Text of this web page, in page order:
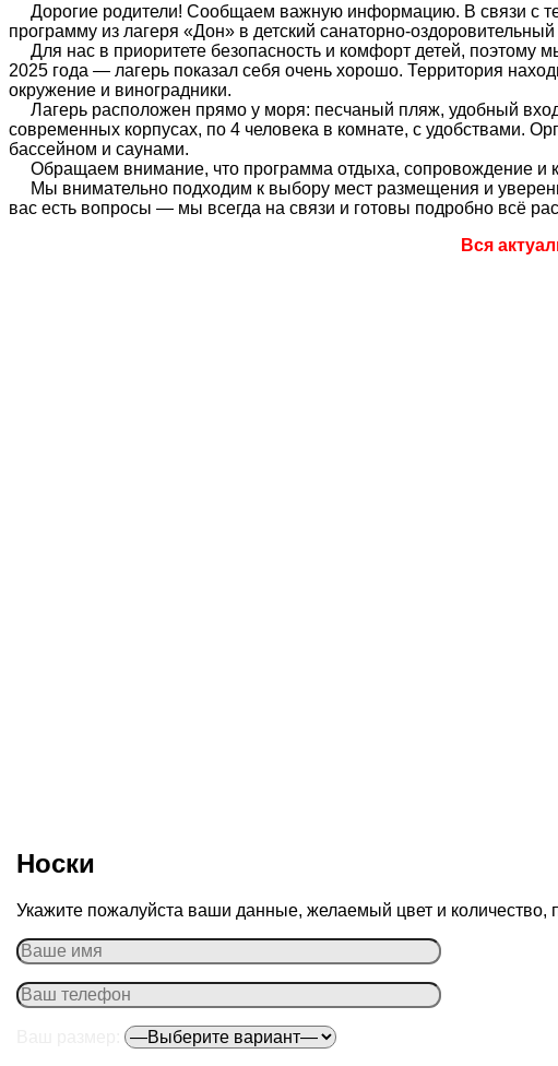
Дорогие родители! Сообщаем важную информацию. В связи с
программу из лагеря «Дон» в детский санаторно-
Для нас в приоритете безопасность и комфорт детей, поэтому
2025 года — лагерь показал себя очень хорошо. Территория
окружение и виноградники.
Лагерь расположен прямо у моря: песчаный пляж, удобный
современных корпусах, по 4 человека в комнате, с удобствами.
бассейном и саунами.
Обращаем внимание, что программа отдыха, сопровождение и
Мы внимательно подходим к выбору мест размещения и
вас есть вопросы — мы всегда на связи и готовы подробно всё
Вся
Носки
Укажите пожалуйста ваши данные, желаемый цвет и количество,